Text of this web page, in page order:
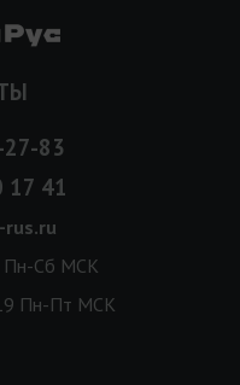
83
17 41
Пн-Сб МСК
Пн-Пт МСК